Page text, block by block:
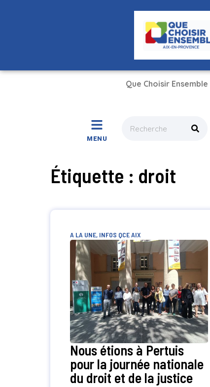
Que Choisir Ensemble
MENU
Étiquette : droit
A LA UNE, INFOS QCE AIX
Nous étions à Pertuis
pour la journée nationale
du droit et de la justice